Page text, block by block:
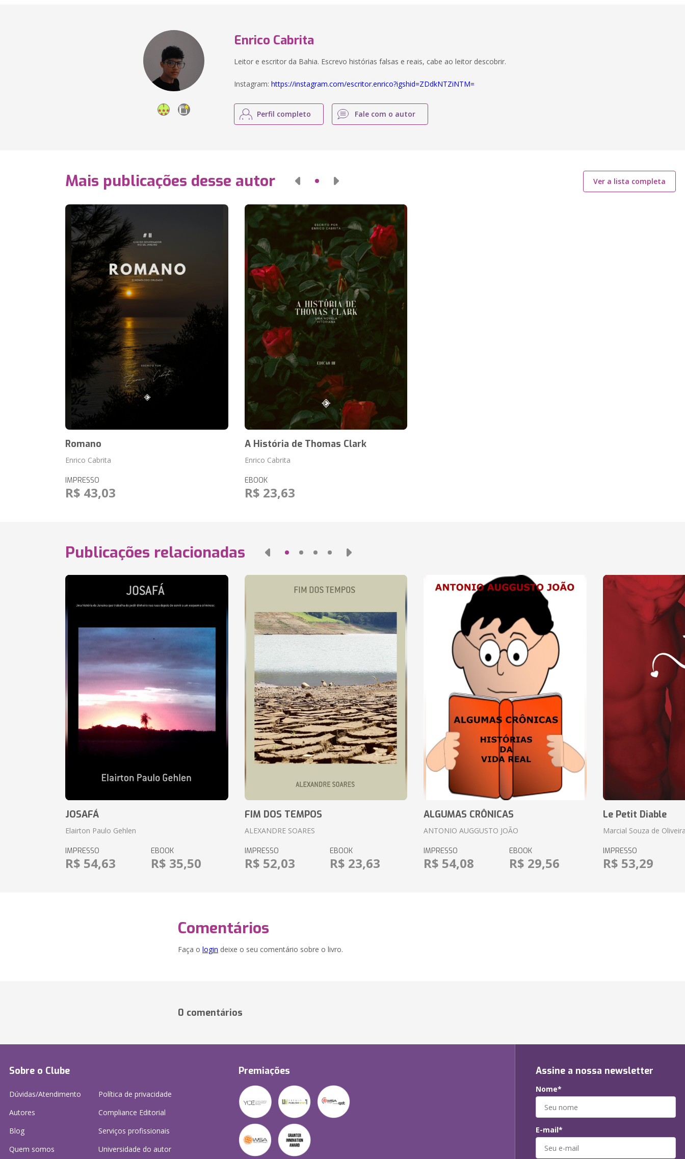
Enrico Cabrita
Leitor e escritor da Bahia. Escrevo histórias falsas e reais, cabe ao leitor descobrir.
Instagram:https://instagram.com/escritor.enrico?igshid=ZDdkNTZiNTM=
Perfil completo Fale com o autor
Mais publicações desse autor Ver a lista completa
Romano
Enrico Cabrita
IMPRESSO
R$ 43,03
A História de Thomas Clark
Enrico Cabrita
EBOOK
R$ 23,63
Publicações relacionadas
JOSAFÁ
Elairton Paulo Gehlen
IMPRESSO
R$ 54,63
EBOOK
R$ 35,50
FIM DOS TEMPOS
ALEXANDRE SOARES
IMPRESSO
R$ 52,03
EBOOK
R$ 23,63
ALGUMAS CRÔNICAS
ANTONIO AUGGUSTO JOÃO
IMPRESSO
R$ 54,08
EBOOK
R$ 29,56
Le Petit Diable
Marcial Souza de
IMPRESSO
R$ 53,29
Comentários
Faça o login deixe o seu comentário sobre o livro.
0 comentários
Sobre o Clube
Dúvidas/Atendimento
Autores
Blog
Quem somos
Política de privacidade
Compliance Editorial
Serviços profissionais
Universidade do autor
Premiações Assine a nossa newsletter
Nome*
E-mail*